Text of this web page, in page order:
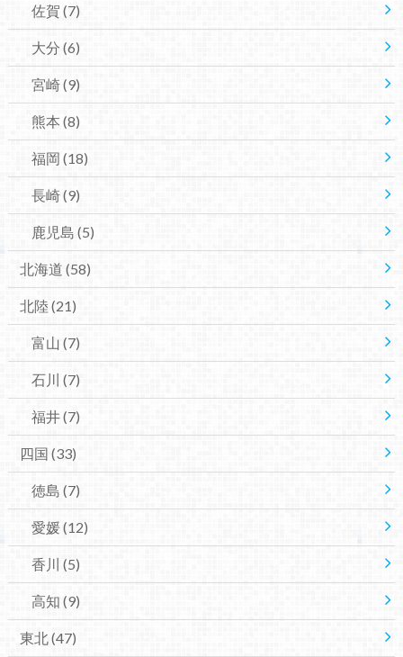
佐賀 (7)
大分 (6)
宮崎(9)
熊本 (8)
福岡 (18)
長崎(9)
鹿児島 (5)
北海道 (58)
北陸 (21)
富山 (7)
石川 (7)
福井(7)
四国 (33)
徳島 (7)
愛媛(12)
香川 (5)
高知 (9)
東北(47)